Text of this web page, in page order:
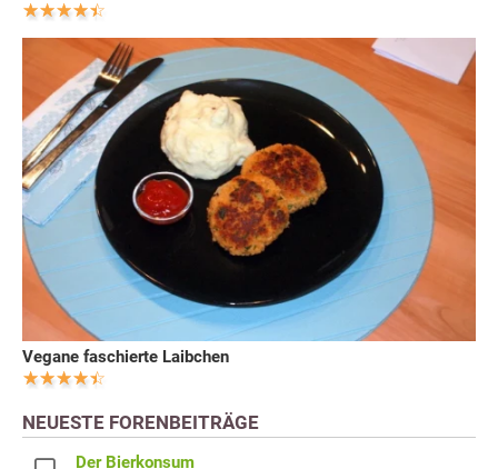
Vegane faschierte Laibchen
NEUESTE FORENBEITRÄGE
Der Bierkonsum